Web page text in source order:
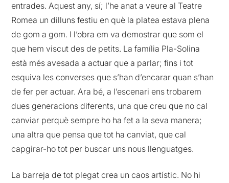
entrades. Aquest any, sí; l’he anat a veure al Teatre
Romea un dilluns festiu en què la platea estava plena
de gom a gom. I l’obra em va demostrar que som el
que hem viscut des de petits. La família Pla-Solina
està més avesada a actuar que a parlar; fins i tot
esquiva les converses que s’han d’encarar quan s’han
de fer per actuar. Ara bé, a l’escenari ens trobarem
dues generacions diferents, una que creu que no cal
canviar perquè sempre ho ha fet a la seva manera;
una altra que pensa que tot ha canviat, que cal
capgirar-ho tot per buscar uns nous llenguatges.
La barreja de tot plegat crea un caos artístic. No hi